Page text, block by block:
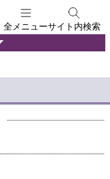
全メニューサイト内検索